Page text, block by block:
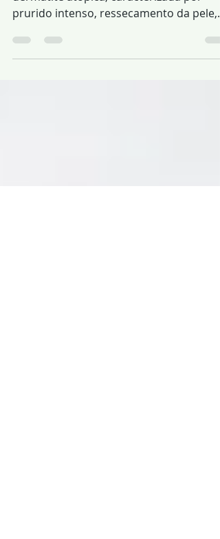
A acupuntura é eficaz para coceira na
prurido intenso, ressecamento da pele,
eritema, secreção e crosta